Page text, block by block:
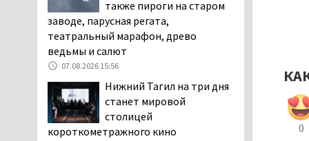
0
Директора уральского
предприятия по
производству дронов
«Упырь» подорвали в автомобиле
под Екатеринбургом
05.08.2026 17:05
Эксперты назвали
причины массового мора
также пироги на старом
заводе, парусная регата,
театральный марафон, древо
ведьмы и салют
07.08.2026 15:56
Нижний Тагил на три дня
станет мировой
столицей
короткометражного кино